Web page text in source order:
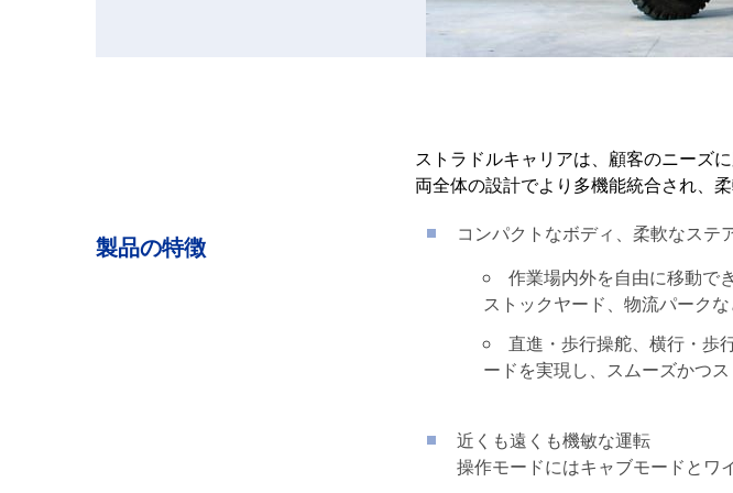
製品の特徴
ストラドルキャリアは、顧客のニーズ
両全体の設計でより多機能統合され、
コンパクトなボディ、柔軟なステ
作業場内外を自由に移動で
ストックヤード、物流パーク
直進・歩行操舵、横行・歩
ードを実現し、スムーズかつス
近くも遠くも機敏な運転
操作モードにはキャブモードとワ